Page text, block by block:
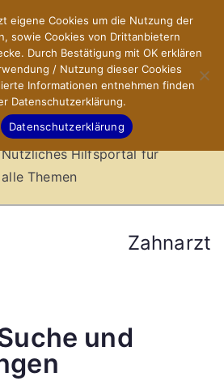
X-Sites.de
–
Hilfsportal
Nützliches Hilfsportal für
alle Themen
Zahnarzt
und
eigene Cookies um die Nutzung der
sowie Cookies von Drittanbietern
Durch Bestätigung mit OK erklären
/ Nutzung dieser Cookies
Informationen entnehmen finden
Datenschutzerklärung.
Datenschutzerklärung